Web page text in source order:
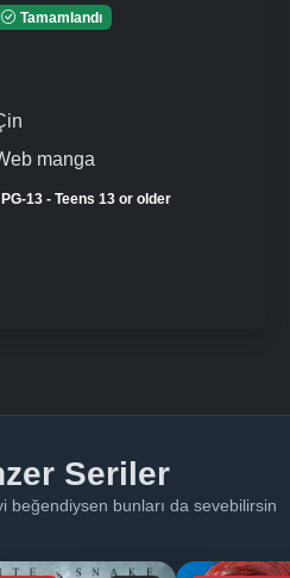
Tamamlandı
manga
PG-13 - Teens 13 or older
Seriler
beğendiysen bunları da sevebilirsin